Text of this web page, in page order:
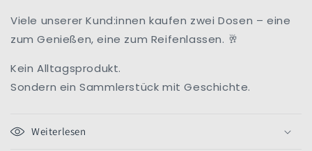
Viele unserer Kund:innen kaufen zwei Dosen – eine
zum Genießen, eine zum Reifenlassen. 🥂
Kein Alltagsprodukt.
Sondern ein Sammlerstück mit Geschichte.
Weiterlesen